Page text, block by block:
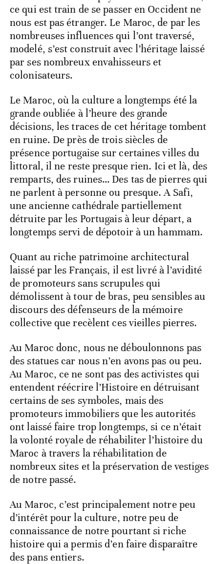
ce qui est train de se passer en Occident ne
nous est pas étranger. Le Maroc, de par les
nombreuses influences qui l’ont traversé,
modelé, s’est construit avec l’héritage laissé
par ses nombreux envahisseurs et
colonisateurs.
Le Maroc, où la culture a longtemps été la
grande oubliée à l’heure des grande
décisions, les traces de cet héritage tombent
en ruine. De près de trois siècles de
présence portugaise sur certaines villes du
littoral, il ne reste presque rien. Ici et là, des
remparts, des ruines… Des tas de pierres qui
ne parlent à personne ou presque. A Safi,
une ancienne cathédrale partiellement
détruite par les Portugais à leur départ, a
longtemps servi de dépotoir à un hammam.
Quant au riche patrimoine architectural
laissé par les Français, il est livré à l’avidité
de promoteurs sans scrupules qui
démolissent à tour de bras, peu sensibles au
discours des défenseurs de la mémoire
collective que recèlent ces vieilles pierres.
Au Maroc donc, nous ne déboulonnons pas
des statues car nous n’en avons pas ou peu.
Au Maroc, ce ne sont pas des activistes qui
entendent réécrire l’Histoire en détruisant
certains de ses symboles, mais des
promoteurs immobiliers que les autorités
ont laissé faire trop longtemps, si ce n’était
la volonté royale de réhabiliter l’histoire du
Maroc à travers la réhabilitation de
nombreux sites et la préservation de vestiges
de notre passé.
Au Maroc, c’est principalement notre peu
d’intérêt pour la culture, notre peu de
connaissance de notre pourtant si riche
histoire qui a permis d’en faire disparaître
des pans entiers.